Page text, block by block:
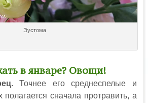
Эустома
в январе? Овощи!
Точнее его среднеспелые и
полагается сначала протравить, а